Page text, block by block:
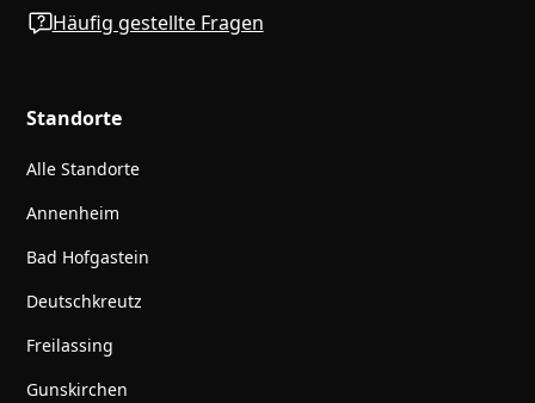
Häufig gestellte Fragen
Standorte
Alle Standorte
Annenheim
Bad Hofgastein
Deutschkreutz
Freilassing
Gunskirchen